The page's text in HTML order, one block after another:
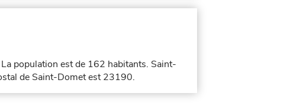
La population est de 162 habitants. Saint-
de Saint-Domet est 23190.